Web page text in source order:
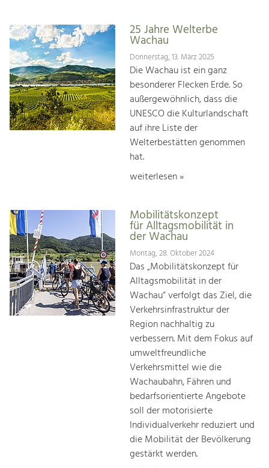
25 Jahre Welterbe
Wachau
Donnerstag, 13. März 2025
Die Wachau ist ein ganz
besonderer Flecken Erde. So
außergewöhnlich, dass die
UNESCO die Kulturlandschaft
auf ihre Liste der
Welterbestätten genommen
hat.
weiterlesen »
Mobilitätskonzept
für Alltagsmobilität in
der Wachau
Montag, 28. Oktober 2024
Das „Mobilitätskonzept für
Alltagsmobilität in der
Wachau“ verfolgt das Ziel, die
Verkehrsinfrastruktur der
Region nachhaltig zu
verbessern. Mit dem Fokus auf
umweltfreundliche
Verkehrsmittel wie die
Wachaubahn, Fähren und
bedarfsorientierte Angebote
soll der motorisierte
Individualverkehr reduziert und
die Mobilität der Bevölkerung
gestärkt werden.